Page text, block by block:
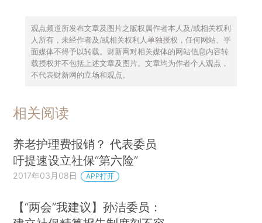
观点频道所发布文章及图片之版权属作者本人及/或相关权利
人所有，未经作者及/或相关权利人单独授权，任何网站、平
面媒体不得予以转载。财新网对相关媒体的网站信息内容转
载授权并不包括上述文章及图片。文章均为作者个人观点，
不代表财新网的立场和观点。
相关阅读
养老护理费报销？ 代表委员
吁提速设立社保“第六险”
2017年03月08日 APP打开
【“两会”我建议】孙洁委员：